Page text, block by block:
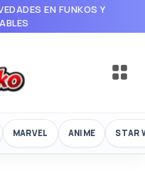
EN FUNKOS Y
MARVEL ANIME STAR